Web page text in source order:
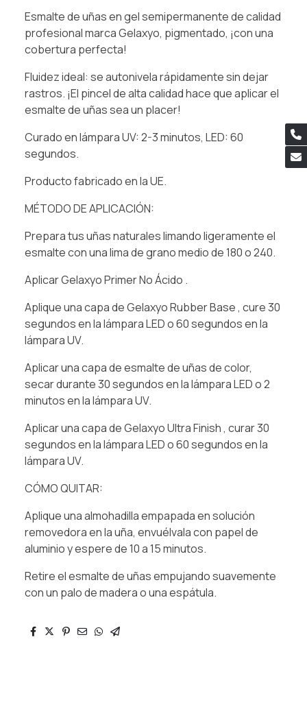
Esmalte de uñas en gel semipermanente de calidad
profesional marca Gelaxyo, pigmentado, ¡con una
cobertura perfecta!
Fluidez ideal: se autonivela rápidamente sin dejar
rastros. ¡El pincel de alta calidad hace que aplicar el
esmalte de uñas sea un placer!
Curado en lámpara UV: 2-3 minutos, LED: 60
segundos.
Producto fabricado en la UE.
MÉTODO DE APLICACIÓN:
Prepara tus uñas naturales limando ligeramente el
esmalte con una lima de grano medio de 180 o 240.
Aplicar Gelaxyo Primer No Ácido .
Aplique una capa de Gelaxyo Rubber Base , cure 30
segundos en la lámpara LED o 60 segundos en la
lámpara UV.
Aplicar una capa de esmalte de uñas de color,
secar durante 30 segundos en la lámpara LED o 2
minutos en la lámpara UV.
Aplicar una capa de Gelaxyo Ultra Finish , curar 30
segundos en la lámpara LED o 60 segundos en la
lámpara UV.
CÓMO QUITAR:
Aplique una almohadilla empapada en solución
removedora en la uña, envuélvala con papel de
aluminio y espere de 10 a 15 minutos.
Retire el esmalte de uñas empujando suavemente
con un palo de madera o una espátula.